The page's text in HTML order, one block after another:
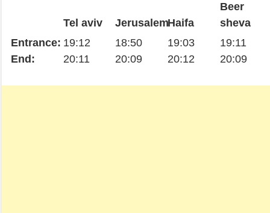
Entrance:
End:
Tel aviv
19:12
20:11
Jerusalem
18:50
20:09
Haifa
19:03
20:12
Beer
sheva
19:11
20:09